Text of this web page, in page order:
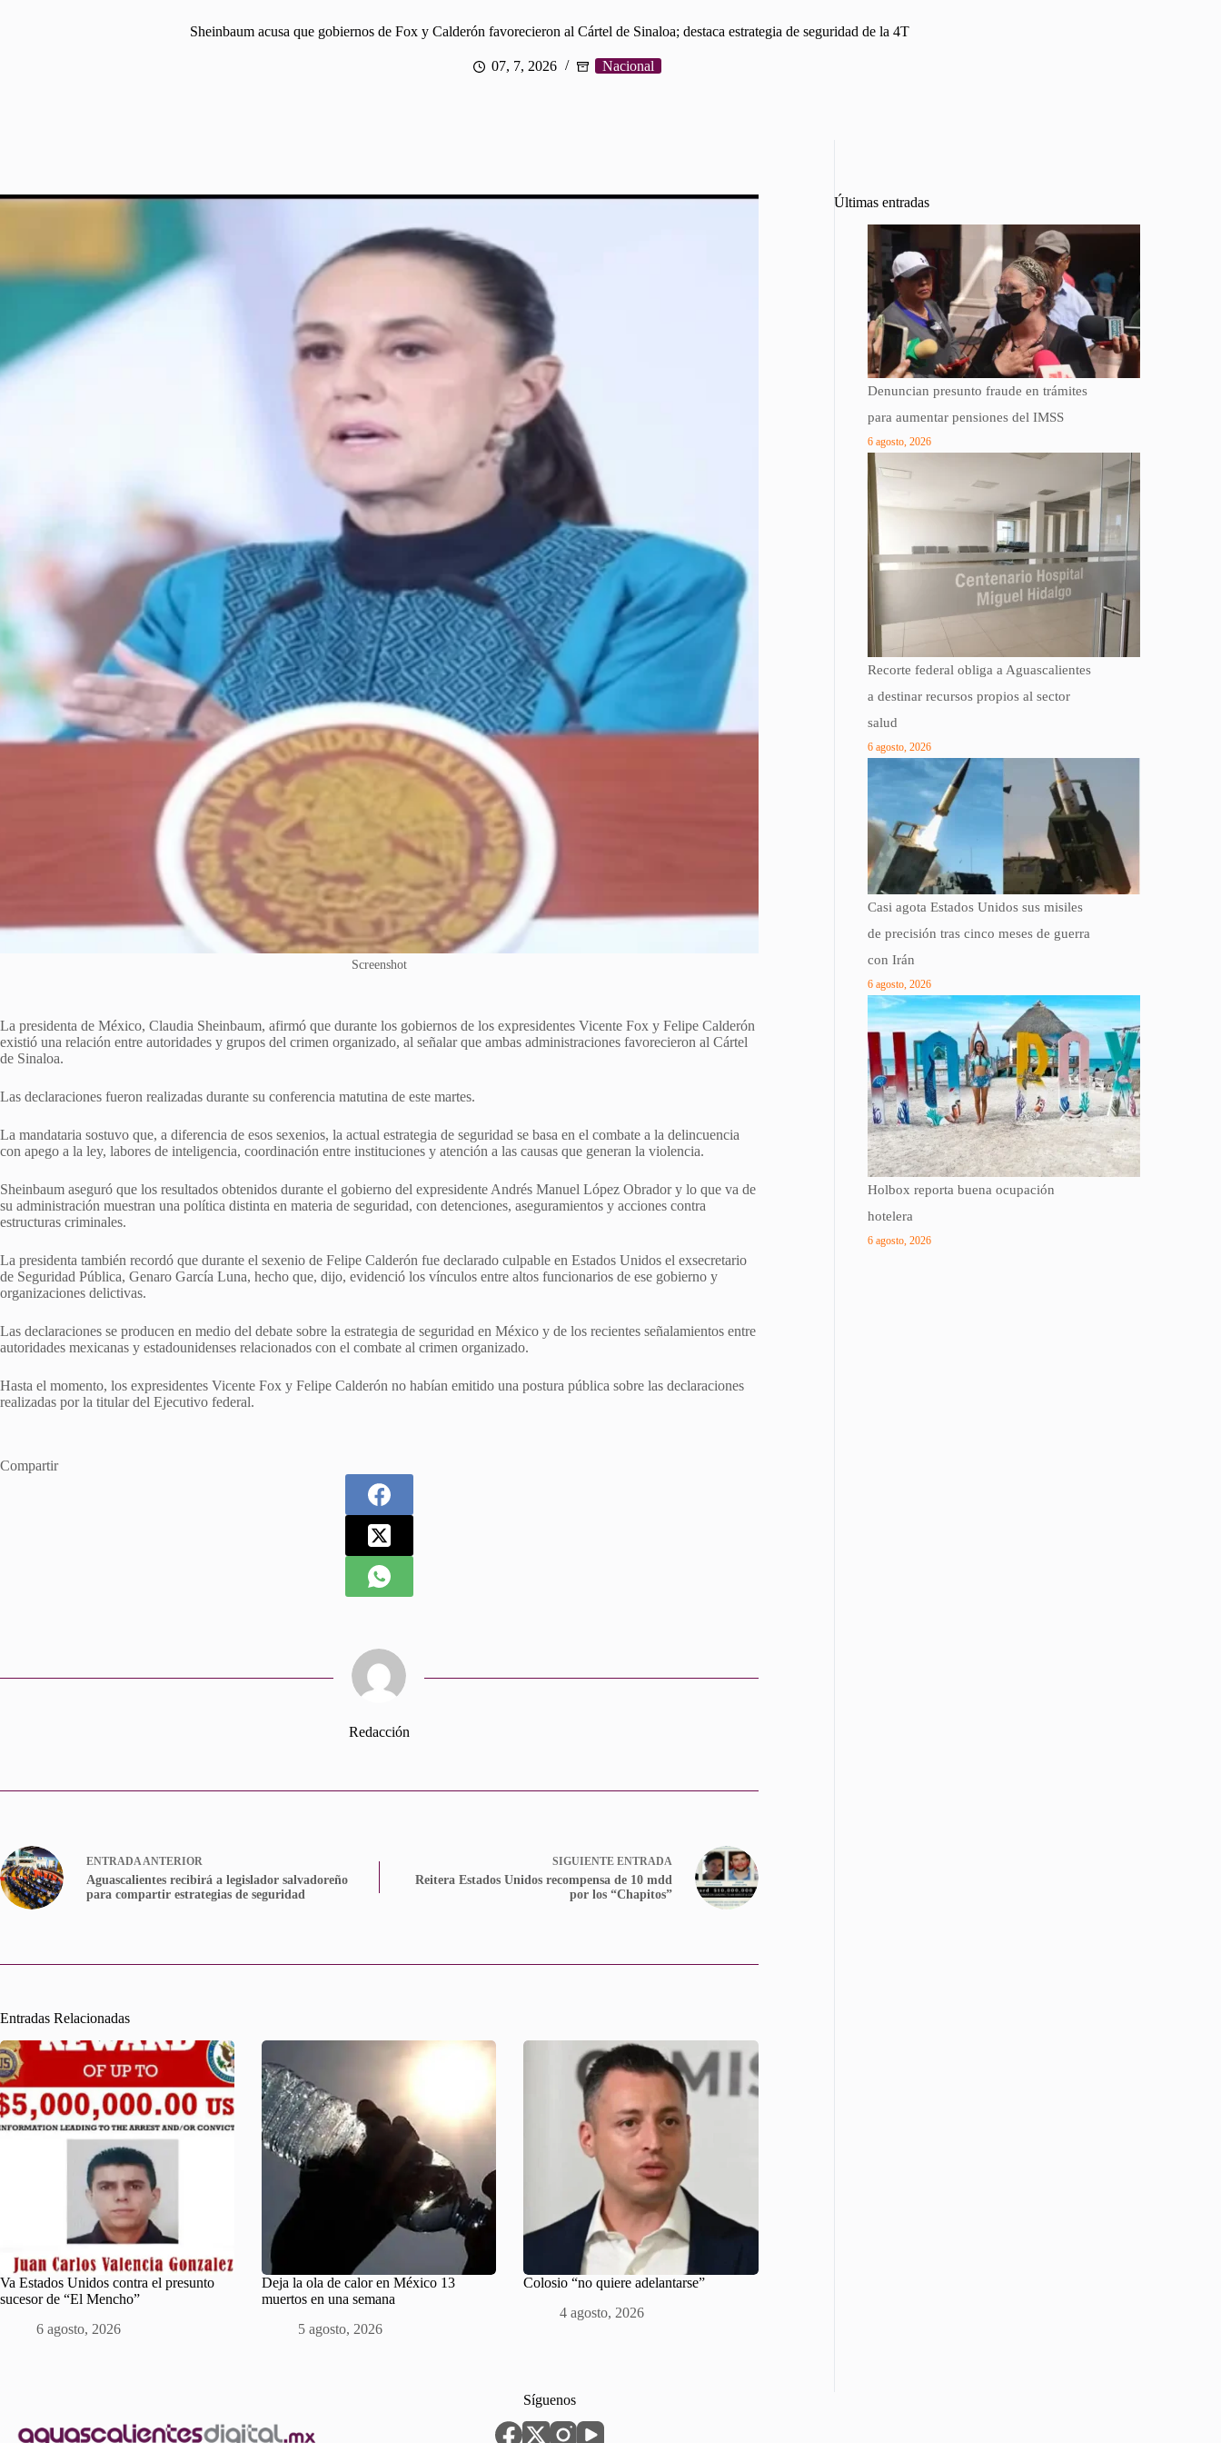
Sheinbaum acusa que gobiernos de Fox y Calderón favorecieron al Cártel de Sinaloa; destaca estrategia de seguridad de la 4T
07, 7, 2026 Nacional
Screenshot
La presidenta de México, Claudia Sheinbaum, afirmó que durante los gobiernos de los expresidentes Vicente Fox y Felipe Calderón
existió una relación entre autoridades y grupos del crimen organizado, al señalar que ambas administraciones favorecieron al Cártel
de Sinaloa.
Las declaraciones fueron realizadas durante su conferencia matutina de este martes.
La mandataria sostuvo que, a diferencia de esos sexenios, la actual estrategia de seguridad se basa en el combate a la delincuencia
con apego a la ley, labores de inteligencia, coordinación entre instituciones y atención a las causas que generan la violencia.
Sheinbaum aseguró que los resultados obtenidos durante el gobierno del expresidente Andrés Manuel López Obrador y lo que va de
su administración muestran una política distinta en materia de seguridad, con detenciones, aseguramientos y acciones contra
estructuras criminales.
La presidenta también recordó que durante el sexenio de Felipe Calderón fue declarado culpable en Estados Unidos el exsecretario
de Seguridad Pública, Genaro García Luna, hecho que, dijo, evidenció los vínculos entre altos funcionarios de ese gobierno y
organizaciones delictivas.
Las declaraciones se producen en medio del debate sobre la estrategia de seguridad en México y de los recientes señalamientos entre
autoridades mexicanas y estadounidenses relacionados con el combate al crimen organizado.
Hasta el momento, los expresidentes Vicente Fox y Felipe Calderón no habían emitido una postura pública sobre las declaraciones
realizadas por la titular del Ejecutivo federal.
Compartir
Redacción
ENTRADAANTERIOR
Aguascalientes recibirá a legislador salvadoreño
para compartir estrategias de seguridad
SIGUIENTE ENTRADA
Reitera Estados Unidos recompensa de 10 mdd
por los “Chapitos”
Entradas Relacionadas
Va Estados Unidos contra el presunto
sucesor de “El Mencho”
6 agosto, 2026
Deja la ola de calor en México 13
muertos en una semana
5 agosto, 2026
Colosio “no quiere adelantarse”
4 agosto, 2026
Últimas entradas
Denuncian presunto fraude en trámites
para aumentar pensiones del IMSS
6 agosto, 2026
Recorte federal obliga a Aguascalientes
a destinar recursos propios al sector
salud
6 agosto, 2026
Casi agota Estados Unidos sus misiles
de precisión tras cinco meses de guerra
con Irán
6 agosto, 2026
Holbox reporta buena ocupación
hotelera
6 agosto, 2026
Síguenos